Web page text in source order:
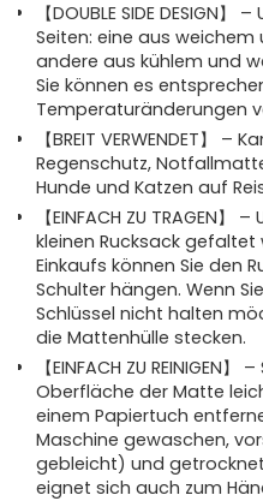
【DOUBLE SIDE DESIGN
Seiten: eine aus
andere aus kühlem und
Sie können es
Temperaturänderungen
【BREIT VERWENDET】
Regenschutz,
Hunde und Katzen auf
【EINFACH ZU TRAGEN
kleinen Rucksack
Einkaufs können Sie den
Schulter hängen. Wenn
Schlüssel nicht halten
die Mattenhülle stecken.
【EINFACH ZU REINIGEN
Oberfläche der Matte
einem Papiertuch
Maschine gewaschen,
gebleicht) und
eignet sich auch zum